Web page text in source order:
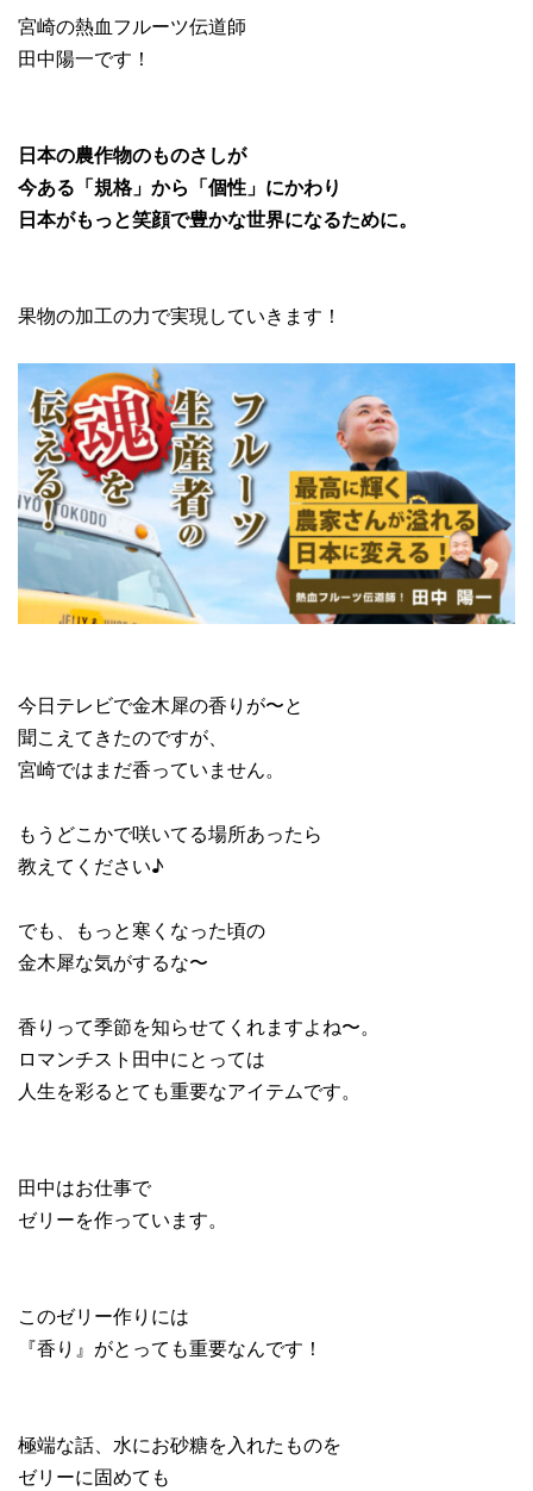
宮崎の熱血フルーツ伝道師
田中陽一です！
日本の農作物のものさしが
今ある「規格」から「個性」にかわり
日本がもっと笑顔で豊かな世界になるために。
果物の加工の力で実現していきます！
今日テレビで金木犀の香りが〜と
聞こえてきたのですが、
宮崎ではまだ香っていません。
もうどこかで咲いてる場所あったら
教えてください♪
でも、もっと寒くなった頃の
金木犀な気がするな〜
香りって季節を知らせてくれますよね〜。
ロマンチスト田中にとっては
人生を彩るとても重要なアイテムです。
田中はお仕事で
ゼリーを作っています。
このゼリー作りには
『香り』がとっても重要なんです！
極端な話、水にお砂糖を入れたものを
ゼリーに固めても